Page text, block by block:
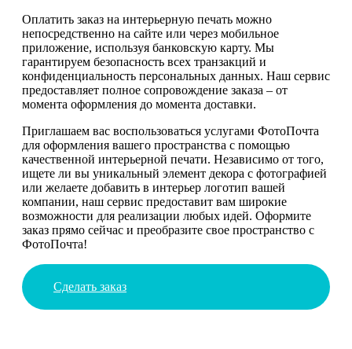
Оплатить заказ на интерьерную печать можно
непосредственно на сайте или через мобильное
приложение, используя банковскую карту. Мы
гарантируем безопасность всех транзакций и
конфиденциальность персональных данных. Наш сервис
предоставляет полное сопровождение заказа – от
момента оформления до момента доставки.
Приглашаем вас воспользоваться услугами ФотоПочта
для оформления вашего пространства с помощью
качественной интерьерной печати. Независимо от того,
ищете ли вы уникальный элемент декора с фотографией
или желаете добавить в интерьер логотип вашей
компании, наш сервис предоставит вам широкие
возможности для реализации любых идей. Оформите
заказ прямо сейчас и преобразите свое пространство с
ФотоПочта!
Сделать заказ